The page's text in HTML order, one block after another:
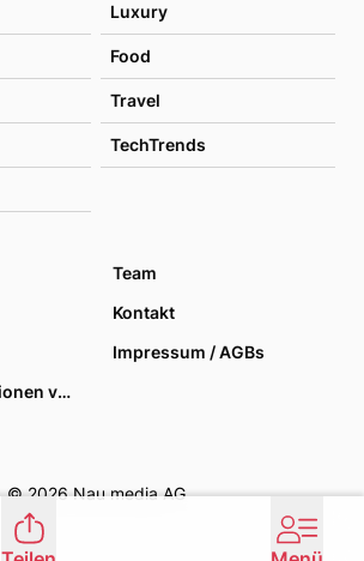
Luxury
Food
Travel
TechTrends
Team
Kontakt
Impressum / AGBs
Datenschutzoptionen verwalten
© 2026 Nau media AG